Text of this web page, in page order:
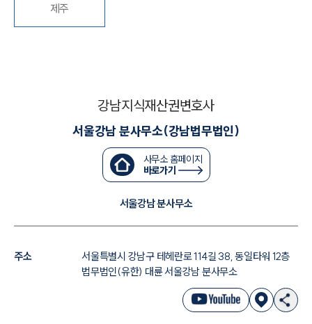
제주
강남지식재산권변호사
서울강남 분사무소(강남법무법인)
사무소 홈페이지
바로가기
서울강남 분사무소
주소
서울특별시 강남구 테헤란로 114길 38, 동일타워 12층
법무법인(유한) 대륜 서울강남 분사무소